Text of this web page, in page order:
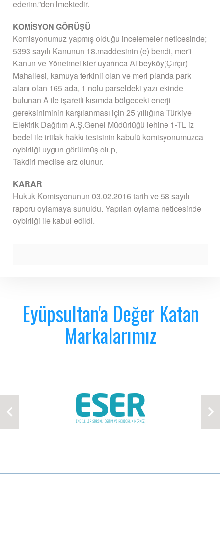
ederim.”denilmektedir.
KOMİSYON GÖRÜŞÜ
Komisyonumuz yapmış olduğu incelemeler neticesinde;
5393 sayılı Kanunun 18.maddesinin (e) bendi, mer'i
Kanun ve Yönetmelikler uyarınca Alibeyköy(Çırçır)
Mahallesi, kamuya terkinli olan ve meri planda park
alanı olan 165 ada, 1 nolu parseldeki yazı ekinde
bulunan A ile işaretli kısımda bölgedeki enerji
gereksiniminin karşılanması için 25 yıllığına Türkiye
Elektrik Dağıtım A.Ş.Genel Müdürlüğü lehine 1-TL iz
bedel ile irtifak hakkı tesisinin kabulü komisyonumuzca
oybirliği uygun görülmüş olup,
Takdiri meclise arz olunur.
KARAR
Hukuk Komisyonunun 03.02.2016 tarih ve 58 sayılı
raporu oylamaya sunuldu. Yapılan oylama neticesinde
oybirliği ile kabul edildi.
Eyüpsultan'a Değer Katan
Markalarımız